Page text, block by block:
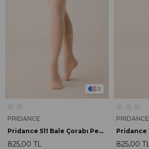
2
PRIDANCE
Pridance 511 Bale Çorabı Pembe
825,00 TL
PRIDANCE
825,00 TL